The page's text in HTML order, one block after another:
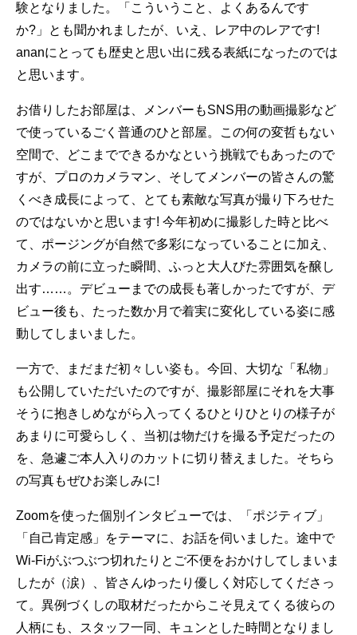
験となりました。「こういうこと、よくあるんです
か?」とも聞かれましたが、いえ、レア中のレアです!
ananにとっても歴史と思い出に残る表紙になったのでは
と思います。
お借りしたお部屋は、メンバーもSNS用の動画撮影など
で使っているごく普通のひと部屋。この何の変哲もない
空間で、どこまでできるかなという挑戦でもあったので
すが、プロのカメラマン、そしてメンバーの皆さんの驚
くべき成長によって、とても素敵な写真が撮り下ろせた
のではないかと思います! 今年初めに撮影した時と比べ
て、ポージングが自然で多彩になっていることに加え、
カメラの前に立った瞬間、ふっと大人びた雰囲気を醸し
出す……。デビューまでの成長も著しかったですが、デ
ビュー後も、たった数か月で着実に変化している姿に感
動してしまいました。
一方で、まだまだ初々しい姿も。今回、大切な「私物」
も公開していただいたのですが、撮影部屋にそれを大事
そうに抱きしめながら入ってくるひとりひとりの様子が
あまりに可愛らしく、当初は物だけを撮る予定だったの
を、急遽ご本人入りのカットに切り替えました。そちら
の写真もぜひお楽しみに!
Zoomを使った個別インタビューでは、「ポジティブ」
「自己肯定感」をテーマに、お話を伺いました。途中で
Wi-Fiがぶつぶつ切れたりとご不便をおかけしてしまいま
したが（涙）、皆さんゆったり優しく対応してくださっ
て。異例づくしの取材だったからこそ見えてくる彼らの
人柄にも、スタッフ一同、キュンとした時間となりまし